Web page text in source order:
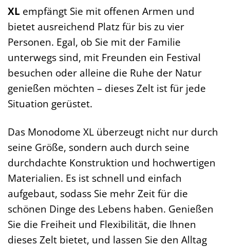
XL empfängt Sie mit offenen Armen und
bietet ausreichend Platz für bis zu vier
Personen. Egal, ob Sie mit der Familie
unterwegs sind, mit Freunden ein Festival
besuchen oder alleine die Ruhe der Natur
genießen möchten – dieses Zelt ist für jede
Situation gerüstet.
Das Monodome XL überzeugt nicht nur durch
seine Größe, sondern auch durch seine
durchdachte Konstruktion und hochwertigen
Materialien. Es ist schnell und einfach
aufgebaut, sodass Sie mehr Zeit für die
schönen Dinge des Lebens haben. Genießen
Sie die Freiheit und Flexibilität, die Ihnen
dieses Zelt bietet, und lassen Sie den Alltag